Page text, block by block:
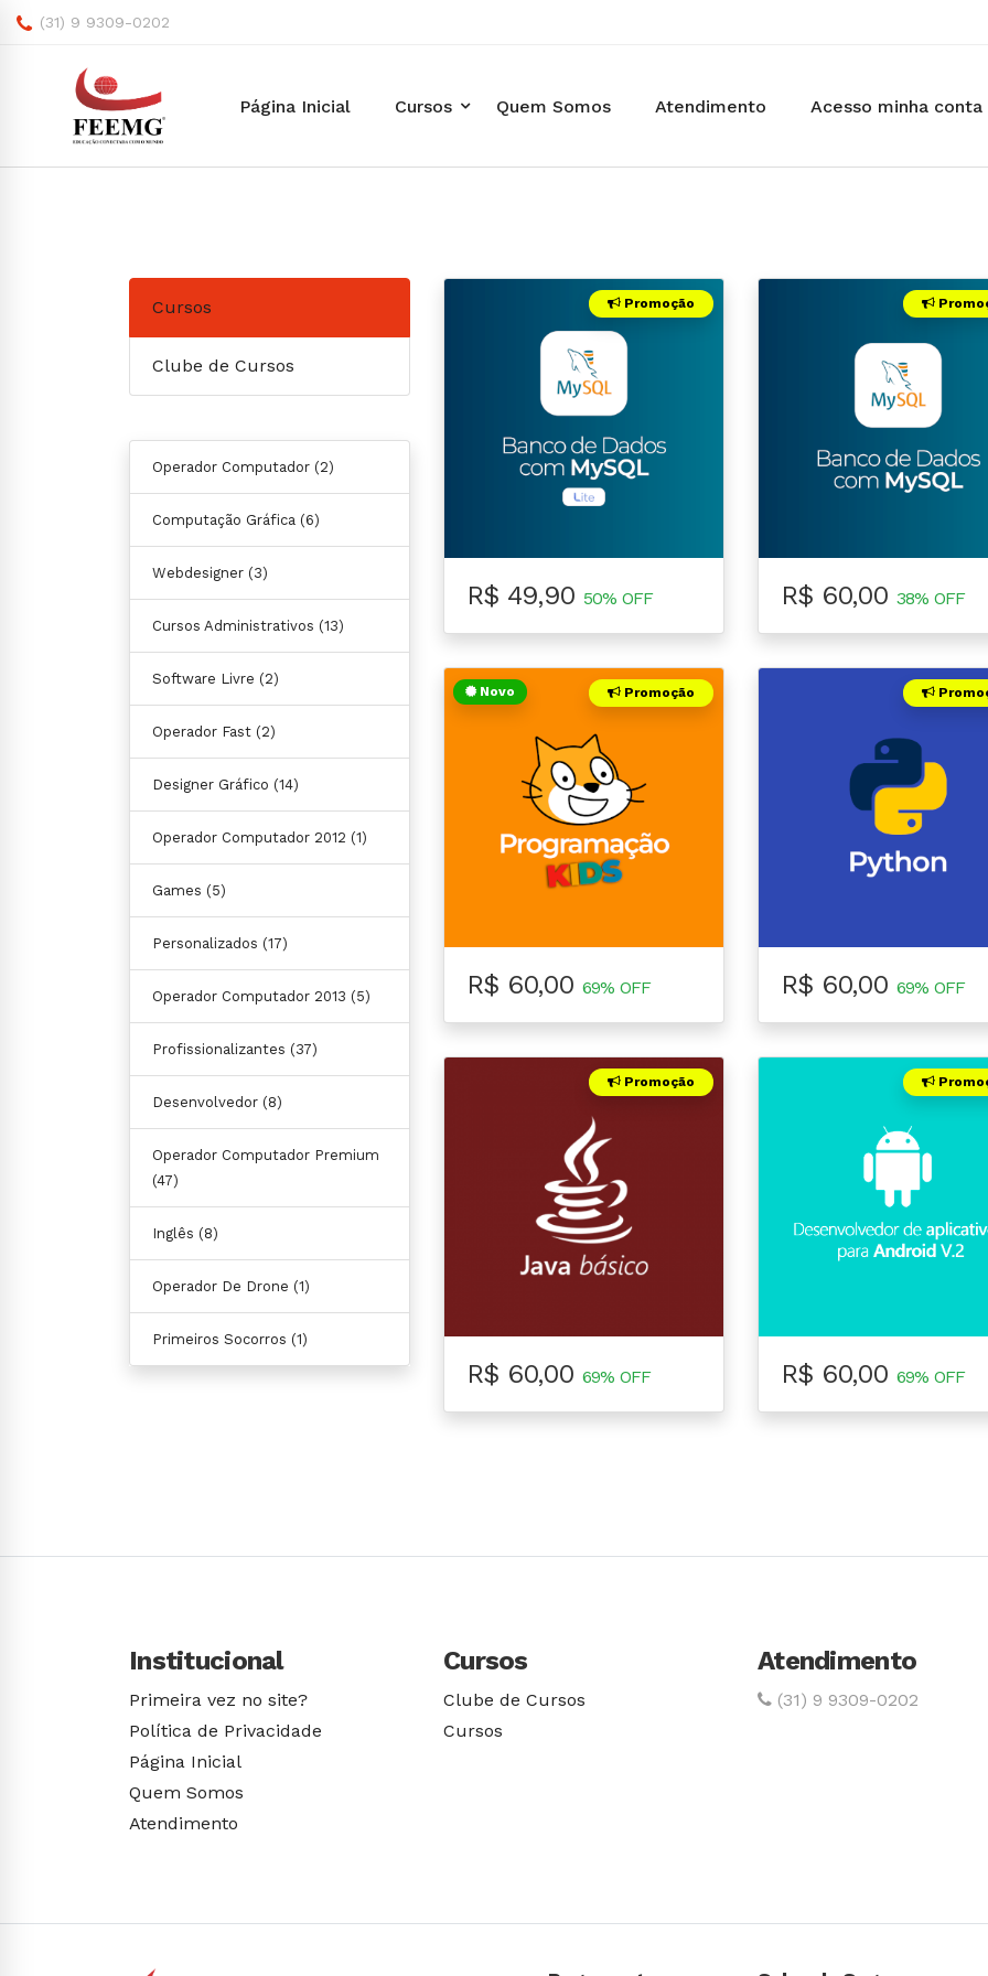
(31) 9 9309-0202
Página Inicial Cursos Quem Somos Atendimento Acesso minha conta
Cursos
Clube de Cursos
Operador Computador (2)
Computação Gráfica (6)
Webdesigner (3)
Cursos Administrativos (13)
Software Livre (2)
Operador Fast (2)
Designer Gráfico (14)
Operador Computador 2012 (1)
Games (5)
Personalizados (17)
Operador Computador 2013 (5)
Profissionalizantes (37)
Desenvolvedor (8)
Operador Computador Premium
(47)
Inglês (8)
Operador De Drone (1)
Primeiros Socorros (1)
Promoção
R$ 49,90 50% OFF R$ 60,00 38% OFF
Promoção
Novo
R$ 60,00 69% OFF R$ 60,00 69% OFF
Promoção
R$ 60,00 69% OFF R$ 60,00 69% OFF
Institucional
Primeira vez no site?
Política de Privacidade
Página Inicial
Quem Somos
Atendimento
Cursos
Clube de Cursos
Cursos
Atendimento
(31) 9 9309-0202